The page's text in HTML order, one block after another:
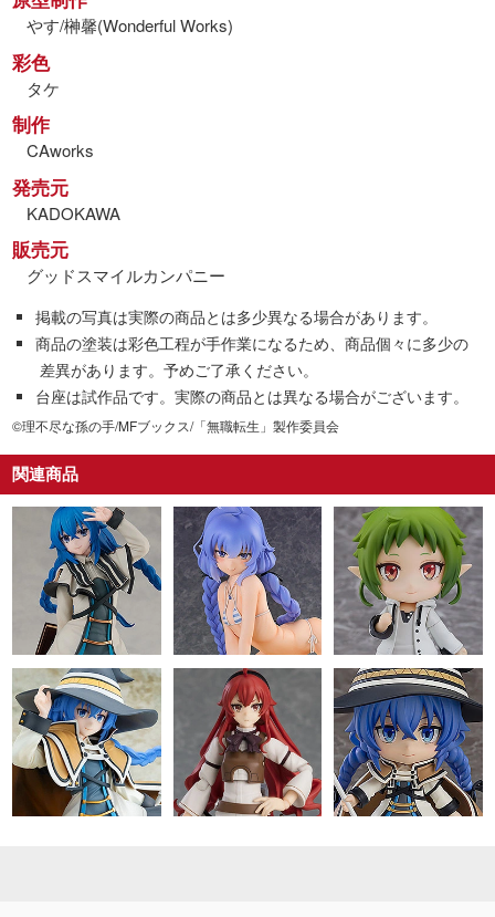
やす/榊馨(Wonderful Works)
彩色
タケ
制作
CAworks
発売元
KADOKAWA
販売元
グッドスマイルカンパニー
掲載の写真は実際の商品とは多少異なる場合があります。
商品の塗装は彩色工程が手作業になるため、商品個々に多少の
差異があります。予めご了承ください。
台座は試作品です。実際の商品とは異なる場合がございます。
©理不尽な孫の手/MFブックス/「無職転生」製作委員会
関連商品